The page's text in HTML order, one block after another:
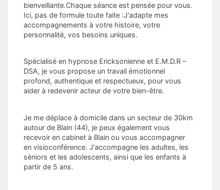
bienveillante.Chaque séance est pensée pour vous.
Ici, pas de formule toute faite :J'adapte mes
accompagnements à votre histoire, votre
personnalité, vos besoins uniques.
Spécialisé en hypnose Ericksonienne et E.M.D.R –
DSA, je vous propose un travail émotionnel
profond, authentique et respectueux, pour vous
aider à redevenir acteur de votre bien-être.
Je me déplace à domicile dans un secteur de 30km
autour de Blain (44), je peux également vous
recevoir en cabinet à Blain ou vous accompagner
en visioconférence. J'accompagne les adultes, les
séniors et les adolescents, ainsi que les enfants à
partir de 5 ans.